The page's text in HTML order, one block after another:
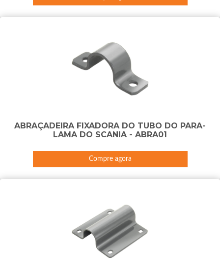
ABRAÇADEIRA FIXADORA DO TUBO DO PARA-
LAMA DO SCANIA - ABRA01
Compre agora